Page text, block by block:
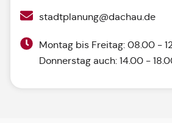
stadtplanung@dachau.de
Montag bis Freitag: 08.00 -
Donnerstag auch: 14.00 -